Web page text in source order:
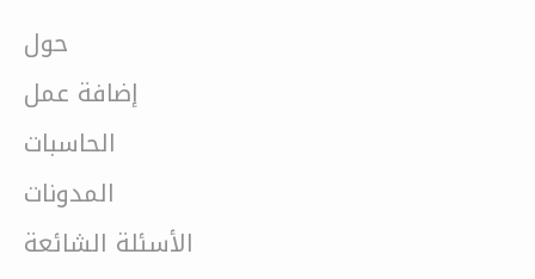
حول
إضافة عمل
الحاسبات
المدونات
الأسئلة الشائعة